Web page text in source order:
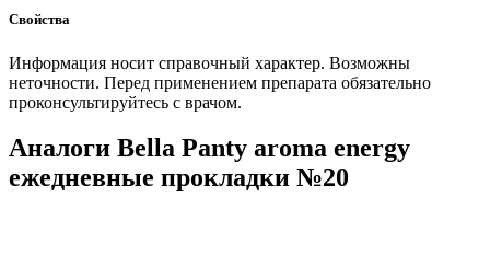
Свойства
Информация носит справочный характер. Возможны
неточности. Перед применением препарата обязательно
проконсультируйтесь с врачом.
Аналоги Bella Panty aroma energy
ежедневные прокладки №20